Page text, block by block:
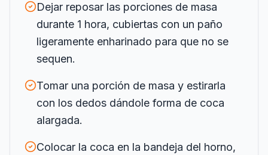
Dejar reposar las porciones de masa
durante 1 hora, cubiertas con un paño
ligeramente enharinado para que no se
sequen.
Tomar una porción de masa y estirarla
con los dedos dándole forma de coca
alargada.
Colocar la coca en la bandeja del horno,